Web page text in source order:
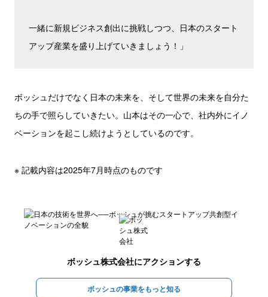
一緒に新規ビジネス創出に挑戦しつつ、日本のスタート
アップ産業を盛り上げていきましょう！」
ボッシュだけでなく日本の未来を、そして世界の未来を自分た
ちの手で照らしていきたい。山本はその一心で、社内外にイノ
ベーションを起こし続けようとしているのです。
※ 記載内容は2025年7月時点のものです
ボッシュ株式会社にアクションする
ボッシュの事業をもっと知る